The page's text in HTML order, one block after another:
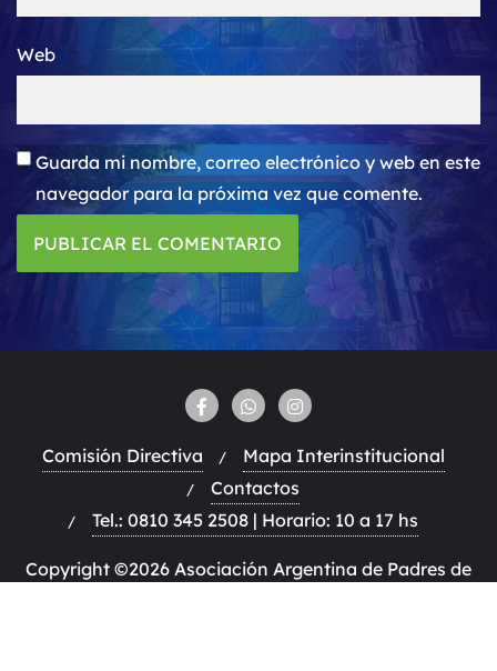
Web
Guarda mi nombre, correo electrónico y web en este
navegador para la próxima vez que comente.
Comisión Directiva
Mapa Interinstitucional
Contactos
Tel.: 0810 345 2508 | Horario: 10 a 17 hs
Copyright ©2026 Asociación Argentina de Padres de